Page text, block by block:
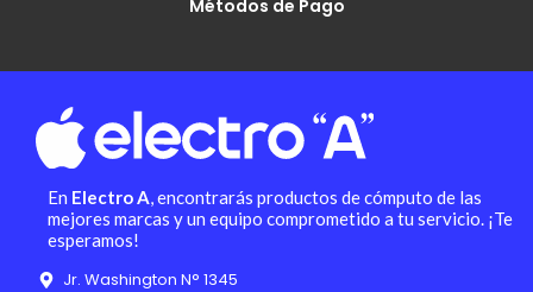
Métodos de Pago
En Electro A, encontrarás productos de cómputo de las
mejores marcas y un equipo comprometido a tu servicio. ¡Te
esperamos!
Jr. Washington N° 1345